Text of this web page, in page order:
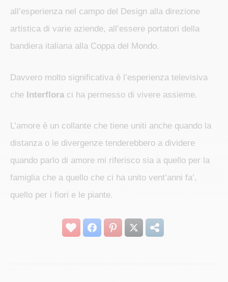
all’esperienza nel campo del Design alla direzione
artistica di varie aziende, all’essere portatori della
bandiera italiana alla Coppa del Mondo.
Davvero molto significativa è l’esperienza televisiva
che Interflora ci ha permesso di vivere assieme.
L’amore è un collante che tiene uniti anche quando la
distanza o le divergenze tenderebbero a dividere
quando parlo di amore mi riferisco sia a quello per la
famiglia che a quello che ci ha unito vent’anni fa’,
quello per i fiori e le piante.